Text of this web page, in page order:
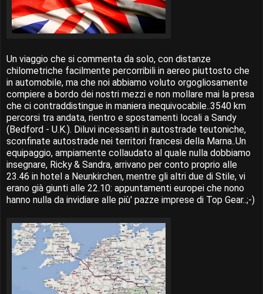
Un viaggio che si commenta da solo, con distanze
chilometriche facilmente percorribili in aereo piuttosto che
in automobile, ma che noi abbiamo voluto orgogliosamente
compiere a bordo dei nostri mezzi e non mollare mai la presa
che ci contraddistingue in maniera inequivocabile..3540 km
percorsi tra andata, rientro e spostamenti locali a Sandy
(Bedford - U.K.). Diluvi incessanti in autostrade teutoniche,
sconfinate autostrade nei territori francesi della Marna..Un
equipaggio, ampiamente collaudato al quale nulla dobbiamo
insegnare, Ricky & Sandra, arrivano per conto proprio alle
23.46 in hotel a Neunkirchen, mentre gli altri due di Stile, vi
erano già giunti alle 22.10: appuntamenti europei che nono
hanno nulla da invidiare alle più' pazze imprese di Top Gear..;-)